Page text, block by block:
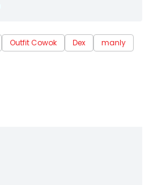
Outfit Cowok Dex
manly